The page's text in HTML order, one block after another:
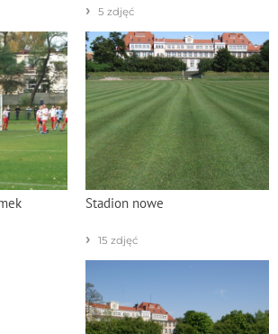
› 5 zdjęć
Stadion nowe
› 15 zdjęć